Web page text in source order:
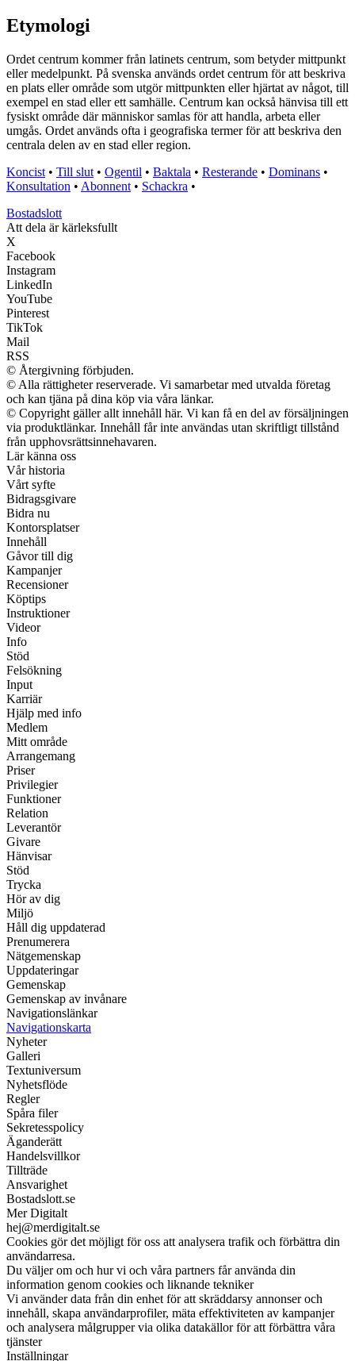
Etymologi
Ordet centrum kommer från latinets centrum, som betyder mittpunkt
eller medelpunkt. På svenska används ordet centrum för att beskriva
en plats eller område som utgör mittpunkten eller hjärtat av något, till
exempel en stad eller ett samhälle. Centrum kan också hänvisa till ett
fysiskt område där människor samlas för att handla, arbeta eller
umgås. Ordet används ofta i geografiska termer för att beskriva den
centrala delen av en stad eller region.
Koncist • Till slut • Ogentil • Baktala • Resterande • Dominans •
Konsultation • Abonnent • Schackra •
Bostadslott
Att dela är kärleksfullt
X
Facebook
Instagram
LinkedIn
YouTube
Pinterest
TikTok
Mail
RSS
© Återgivning förbjuden.
© Alla rättigheter reserverade. Vi samarbetar med utvalda företag
och kan tjäna på dina köp via våra länkar.
© Copyright gäller allt innehåll här. Vi kan få en del av försäljningen
via produktlänkar. Innehåll får inte användas utan skriftligt tillstånd
från upphovsrättsinnehavaren.
Lär känna oss
Vår historia
Vårt syfte
Bidragsgivare
Bidra nu
Kontorsplatser
Innehåll
Gåvor till dig
Kampanjer
Recensioner
Köptips
Instruktioner
Videor
Info
Stöd
Felsökning
Input
Karriär
Hjälp med info
Medlem
Mitt område
Arrangemang
Priser
Privilegier
Funktioner
Relation
Leverantör
Givare
Hänvisar
Stöd
Trycka
Hör av dig
Miljö
Håll dig uppdaterad
Prenumerera
Nätgemenskap
Uppdateringar
Gemenskap
Gemenskap av invånare
Navigationslänkar
Navigationskarta
Nyheter
Galleri
Textuniversum
Nyhetsflöde
Regler
Spåra filer
Sekretesspolicy
Äganderätt
Handelsvillkor
Tillträde
Ansvarighet
Bostadslott.se
Mer Digitalt
hej@merdigitalt.se
Cookies gör det möjligt för oss att analysera trafik och förbättra din
användarresa.
Du väljer om och hur vi och våra partners får använda din
information genom cookies och liknande tekniker
Vi använder data från din enhet för att skräddarsy annonser och
innehåll, skapa användarprofiler, mäta effektiviteten av kampanjer
och analysera målgrupper via olika datakällor för att förbättra våra
tjänster
Inställningar